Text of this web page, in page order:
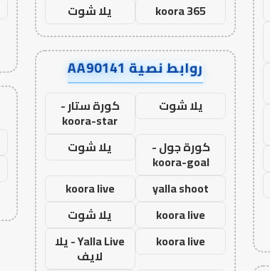
koora 365
يلا شوت
روابط نصية AA90141
يلا شوت كورة ستار -
koora-star
كورة جول -
koora-goal
يلا شوت
yalla shoot
koora live
koora live
يلا شوت
koora live
Yalla Live - يلا
لايف